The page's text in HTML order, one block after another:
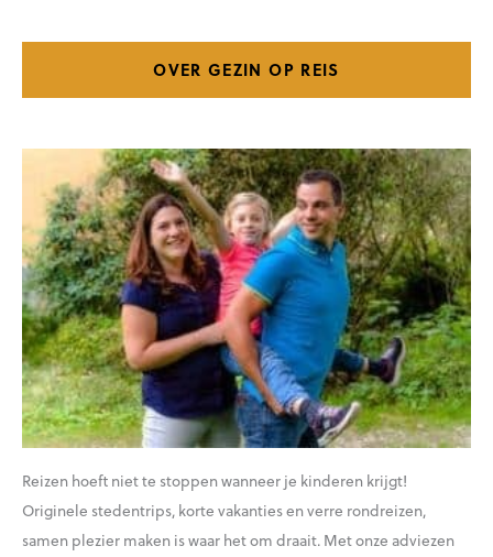
OVER GEZIN OP REIS
Reizen hoeft niet te stoppen wanneer je kinderen krijgt!
Originele stedentrips, korte vakanties en verre rondreizen,
samen plezier maken is waar het om draait. Met onze adviezen